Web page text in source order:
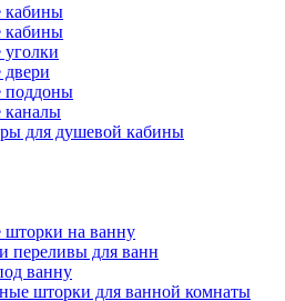
кабины
кабины
поддоны
для душевой кабины
на ванну
переливы для ванн
ванну
шторки для ванной комнаты